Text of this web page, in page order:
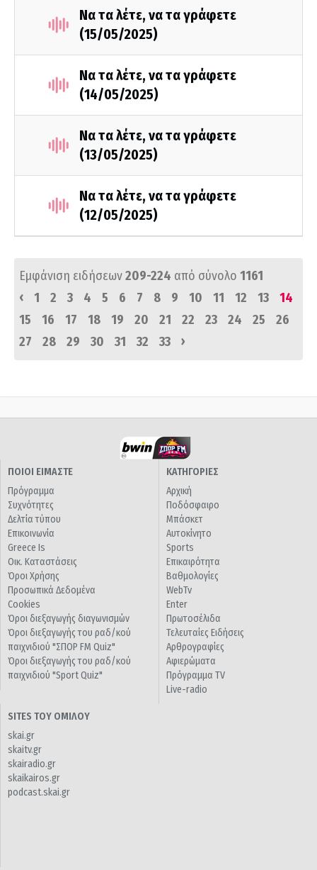
Να τα λέτε, να τα γράφετε
(15/05/2025)
Να τα λέτε, να τα γράφετε
(14/05/2025)
Να τα λέτε, να τα γράφετε
(13/05/2025)
Να τα λέτε, να τα γράφετε
(12/05/2025)
Εμφάνιση ειδήσεων209-224 από σύνολο 1161
‹
1 2 3 4 5 6 7 8 9 10 11 12 13
14
15
16 17 18 19 20 21 22 23 24 25
26
27
28 29 30 31 32 33 ›
ΠΟΙΟΙ ΕΙΜΑΣΤΕ
Πρόγραμμα
Συχνότητες
Δελτία τύπου
Επικοινωνία
Greece Is
Οικ. Καταστάσεις
Όροι Χρήσης
Προσωπικά Δεδομένα
Cookies
Όροι διεξαγωγής διαγωνισμών
Όροι διεξαγωγής του ραδ/κού
παιχνιδιού "ΣΠΟΡ FM Quiz"
Όροι διεξαγωγής του ραδ/κού
παιχνιδιού "Sport Quiz"
ΚΑΤΗΓΟΡΙΕΣ
Αρχική
Ποδόσφαιρο
Μπάσκετ
Αυτοκίνητο
Sports
Επικαιρότητα
Βαθμολογίες
WebTv
Enter
Πρωτοσέλιδα
Τελευταίες Ειδήσεις
Αρθρογραφίες
Αφιερώματα
Πρόγραμμα TV
Live-radio
SITES ΤΟΥ ΟΜΙΛΟΥ
skai.gr
skaitv.gr
skairadio.gr
skaikairos.gr
podcast.skai.gr